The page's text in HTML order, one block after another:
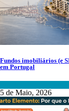
Fundos imobiliários (e
em Portugal
5 de Maio, 2026